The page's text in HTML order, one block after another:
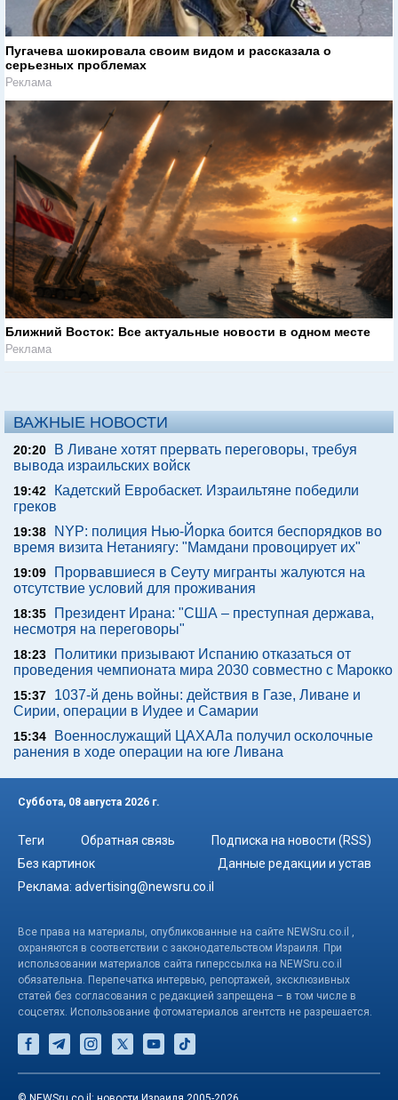
Пугачева шокировала своим видом и рассказала о
серьезных проблемах
Реклама
Ближний Восток: Все актуальные новости в одном месте
Реклама
ВАЖНЫЕ НОВОСТИ
20:20
В Ливане хотят прервать переговоры, требуя
вывода израильских войск
19:42
Кадетский Евробаскет. Израильтяне победили
греков
19:38
NYP: полиция Нью-Йорка боится беспорядков во
время визита Нетаниягу: "Мамдани провоцирует их"
19:09
Прорвавшиеся в Сеуту мигранты жалуются на
отсутствие условий для проживания
18:35
Президент Ирана: "США – преступная держава,
несмотря на переговоры"
18:23
Политики призывают Испанию отказаться от
проведения чемпионата мира 2030 совместно с Марокко
15:37
1037-й день войны: действия в Газе, Ливане и
Сирии, операции в Иудее и Самарии
15:34
Военнослужащий ЦАХАЛа получил осколочные
ранения в ходе операции на юге Ливана
Суббота, 08 августа 2026 г.
Теги Обратная связь
Подписка на новости (RSS)
Без картинок
Данные редакции и устав
Реклама: advertising@newsru.co.il
Все права на материалы, опубликованные на сайте NEWSru.co.il ,
охраняются в соответствии с законодательством Израиля. При
использовании материалов сайта гиперссылка на NEWSru.co.il
обязательна. Перепечатка интервью, репортажей, эксклюзивных
статей без согласования с редакцией запрещена – в том числе в
соцсетях. Использование фотоматериалов агентств не разрешается.